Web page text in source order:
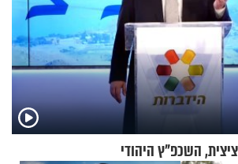
השכפ"ץ היהודי